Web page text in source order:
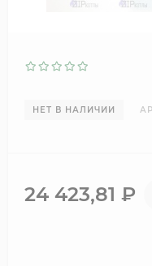
НЕТ В НАЛИЧИИ
24 423,81 ₽